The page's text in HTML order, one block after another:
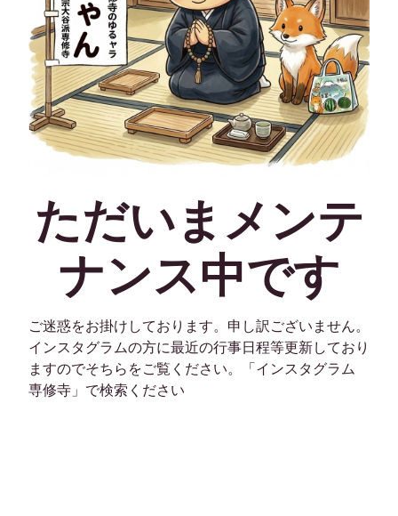
ただいまメンテ
ナンス中です
ご迷惑をお掛けしております。申し訳ございません。
インスタグラムの方に最近の行事日程等更新しており
ますのでそちらをご覧ください。「インスタグラム
専修寺」で検索ください